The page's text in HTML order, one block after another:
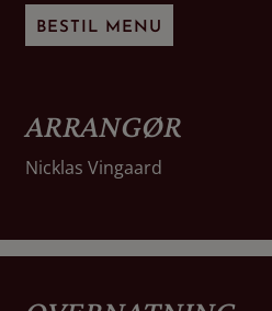
BESTIL MENU
ARRANGØR
Nicklas Vingaard